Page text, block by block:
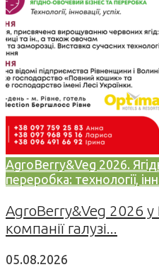
AgroBerry&Veg 2026.
переробка: технології,
AgroBerry&Veg 2026 у
компанії галузі...
05.08.2026